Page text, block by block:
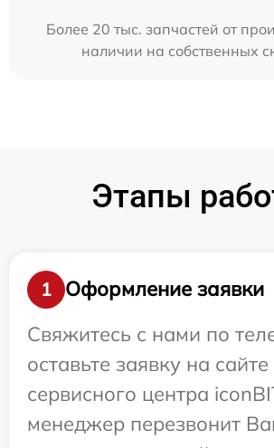
Более 20 тыс. запчастей от
наличии на собственных
Этапы
1
Оформление заявки
Свяжитесь с нами по
оставьте заявку на сайте
сервисного центра
менеджер перезвонит